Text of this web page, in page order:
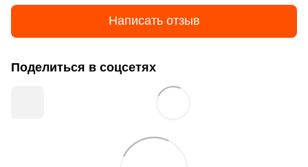
Написать отзыв
Поделиться в соцсетях